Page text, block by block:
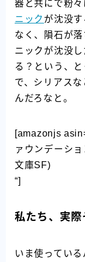
器と共にで粉々
ニック が沈没
なく、隕石が
ニックが沈没
る？という、
で、シリアス
んだろなと。
[amazonjs
ァウンデーシ
文庫SF)
“]
私たち、実
いま使ってい